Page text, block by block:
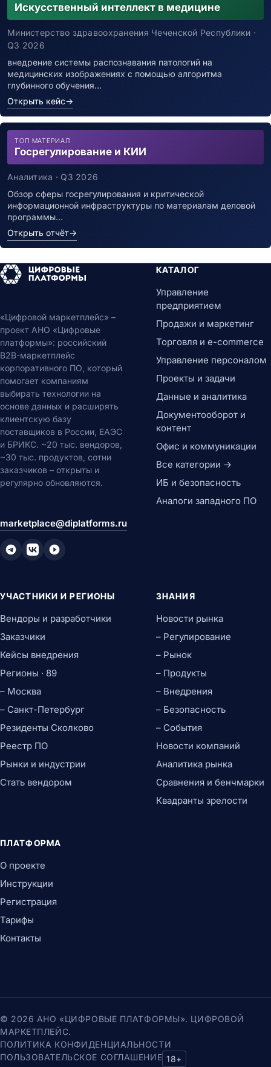
Искусственный интеллект в медицине
Министерство здравоохранения Чеченской Республики ·
Q3 2026
внедрение системы распознавания патологий на
медицинских изображениях с помощью алгоритма
глубинного обучения…
Открыть кейс→
ТОП МАТЕРИАЛ
Госрегулирование и КИИ
Аналитика · Q3 2026
Обзор сферы госрегулирования и критической
информационной инфраструктуры по материалам деловой
программы…
Открыть отчёт→
«Цифровой маркетплейс» –
проект АНО «Цифровые
платформы»: российский
B2B-маркетплейс
корпоративного ПО, который
помогает компаниям
выбирать технологии на
основе данных и расширять
клиентскую базу
поставщиков в России, ЕАЭС
и БРИКС. ~20 тыс. вендоров,
~30 тыс. продуктов, сотни
заказчиков – открыты и
регулярно обновляются.
marketplace@diplatforms.ru
КАТАЛОГ
Управление
предприятием
Продажи и маркетинг
Торговля и e-commerce
Управление персоналом
Проекты и задачи
Данные и аналитика
Документооборот и
контент
Офис и коммуникации
Все категории →
ИБ и безопасность
Аналоги западного ПО
УЧАСТНИКИ И РЕГИОНЫ
Вендоры и разработчики
Заказчики
Кейсы внедрения
Регионы · 89
– Москва
– Санкт-Петербург
Резиденты Сколково
Реестр ПО
Рынки и индустрии
Стать вендором
ЗНАНИЯ
Новости рынка
– Регулирование
– Рынок
– Продукты
– Внедрения
– Безопасность
– События
Новости компаний
Аналитика рынка
Сравнения и бенчмарки
Квадранты зрелости
ПЛАТФОРМА
О проекте
Инструкции
Регистрация
Тарифы
Контакты
© 2026 АНО «ЦИФРОВЫЕ ПЛАТФОРМЫ». ЦИФРОВОЙ
МАРКЕТПЛЕЙС.
ПОЛИТИКА КОНФИДЕНЦИАЛЬНОСТИ
ПОЛЬЗОВАТЕЛЬСКОЕ СОГЛАШЕНИЕ 18+